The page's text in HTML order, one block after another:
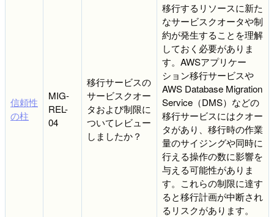
信頼性
の柱
MIG-
REL-
04
移行サービスの
サービスクオー
タおよび制限に
ついてレビュー
しましたか？
移行するリソースに新た
なサービスクオータや制
約が発生することを理解
しておく必要がありま
す。AWSアプリケー
ション移行サービスや
AWS Database Migration
Service（DMS）などの
移行サービスにはクオー
タがあり、移行時の作業
量のサイジングや同時に
行える操作の数に影響を
与える可能性がありま
す。これらの制限に達す
ると移行計画が中断され
るリスクがあります。